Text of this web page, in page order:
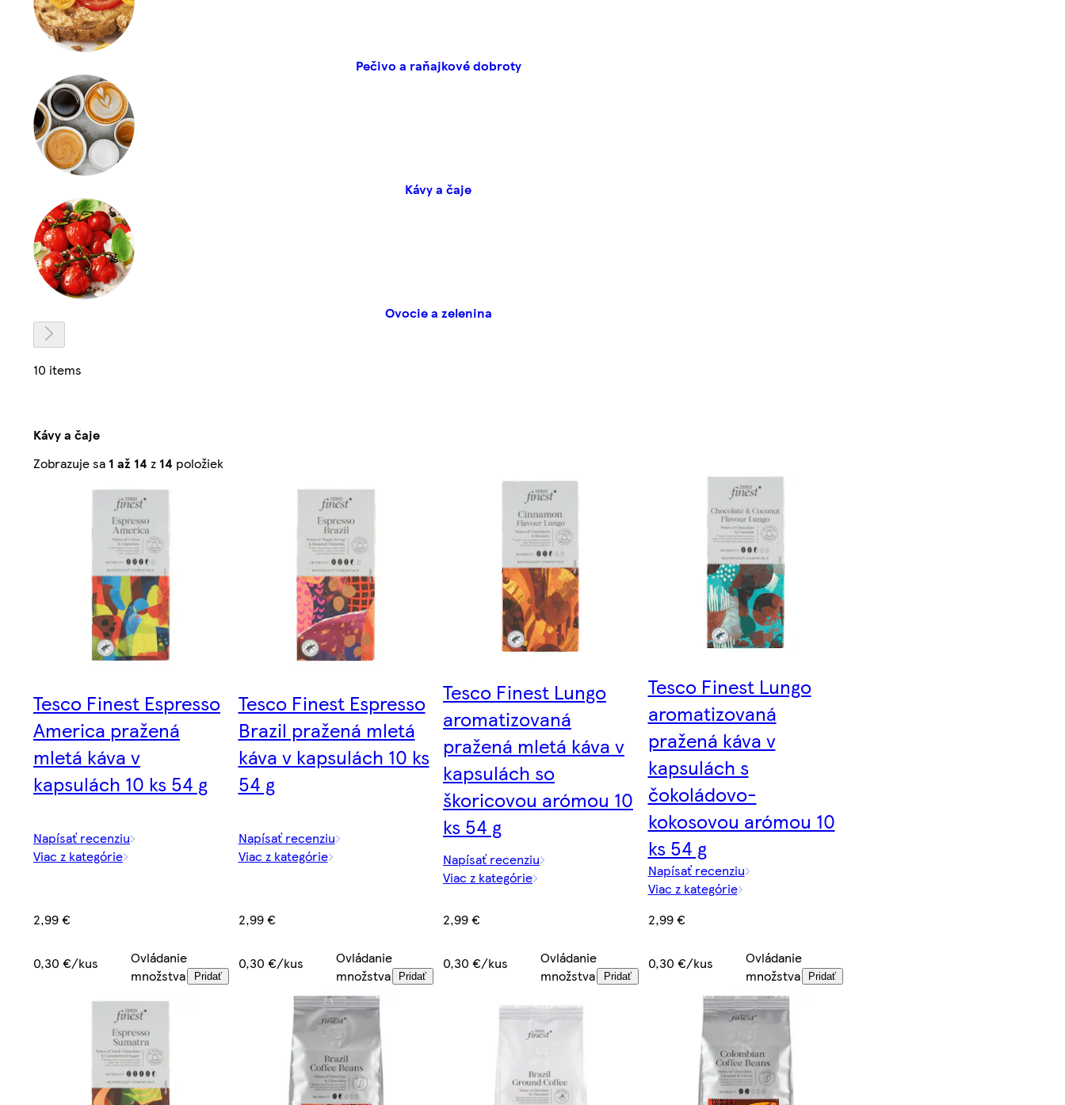
Pečivo a raňajkové dobroty
Kávy a čaje
Ovocie a zelenina
10 items
Kávy a čaje
Zobrazuje sa 1 až 14 z 14 položiekZoradené
Tesco Finest Espresso
America pražená
mletá káva v
kapsulách 10 ks 54 g
Napísať recenziu
Viac z kategórie
2,99 €
0,30 €/kus
Ovládanie
množstva
Pridať
Tesco Finest Espresso
Brazil pražená mletá
káva v kapsulách 10 ks
54 g
Napísať recenziu
Viac z kategórie
2,99 €
0,30 €/kus
Ovládanie
množstva
Pridať
Tesco Finest Lungo
aromatizovaná
pražená mletá káva v
kapsulách so
škoricovou arómou 10
ks 54 g
Napísať recenziu
Viac z kategórie
2,99 €
0,30 €/kus
Ovládanie
množstva
Pridať
Tesco Finest Lungo
aromatizovaná
pražená káva v
kapsulách s
čokoládovo-
kokosovou arómou 10
ks 54 g
Napísať recenziu
Viac z kategórie
2,99 €
0,30 €/kus
Ovládanie
množstva
Pridať